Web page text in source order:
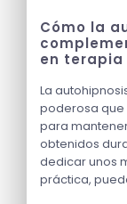
Cómo la
en terapia
La
poderosa que
para
obtenidos
dedicar unos
práctica,